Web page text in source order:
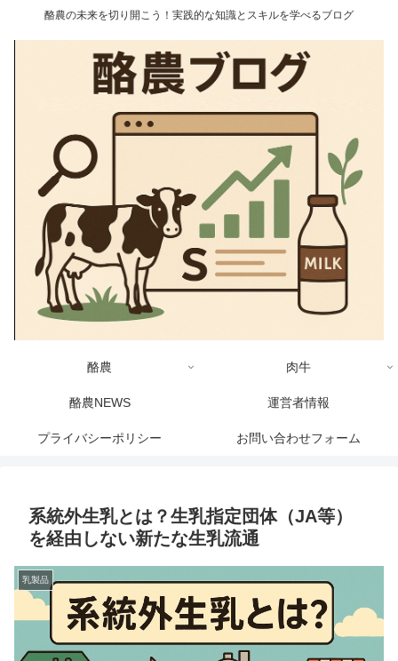
酪農の未来を切り開こう！実践的な知識とスキルを学べるブログ
酪農 肉牛
酪農NEWS 運営者情報
プライバシーポリシー お問い合わせフォーム
系統外生乳とは？生乳指定団体（JA等）
を経由しない新たな生乳流通
乳製品